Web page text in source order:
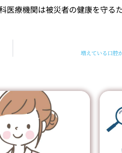
医療機関は被災者の健康を守る
増えている口腔